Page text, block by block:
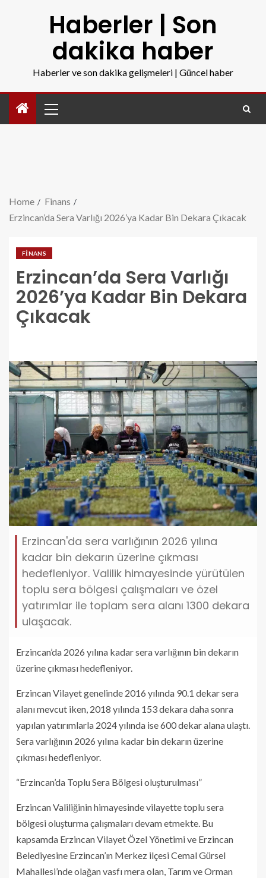
Haberler | Son
dakika haber
Haberler ve son dakika gelişmeleri | Güncel haber
Home
Finans
Erzincan’da Sera Varlığı 2026’ya Kadar Bin Dekara Çıkacak
FINANS
Erzincan’da Sera Varlığı
2026’ya Kadar Bin Dekara
Çıkacak
Erzincan'da sera varlığının 2026 yılına
kadar bin dekarın üzerine çıkması
hedefleniyor. Valilik himayesinde yürütülen
toplu sera bölgesi çalışmaları ve özel
yatırımlar ile toplam sera alanı 1300 dekara
ulaşacak.
Erzincan’da 2026 yılına kadar sera varlığının bin dekarın
üzerine çıkması hedefleniyor.
Erzincan Vilayet genelinde 2016 yılında 90.1 dekar sera
alanı mevcut iken, 2018 yılında 153 dekara daha sonra
yapılan yatırımlarla 2024 yılında ise 600 dekar alana ulaştı.
Sera varlığının 2026 yılına kadar bin dekarın üzerine
çıkması hedefleniyor.
“Erzincan’da Toplu Sera Bölgesi oluşturulması”
Erzincan Valiliğinin himayesinde vilayette toplu sera
bölgesi oluşturma çalışmaları devam etmekte. Bu
kapsamda Erzincan Vilayet Özel Yönetimi ve Erzincan
Belediyesine Erzincan’ın Merkez ilçesi Cemal Gürsel
Mahallesi’nde olağan vasfı mera olan, Tarım ve Orman